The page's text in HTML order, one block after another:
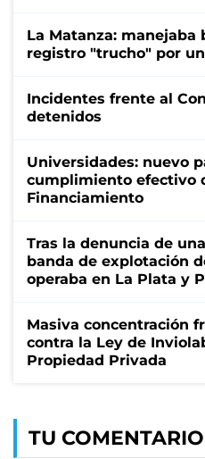
La Matanza: manejaba
registro "trucho" por
Incidentes frente al
detenidos
Universidades: nuevo
cumplimiento efectivo
Financiamiento
Tras la denuncia de
banda de explotación
operaba en La Plata y
Masiva concentración
contra la Ley de
Propiedad Privada
TU COMENTARIO